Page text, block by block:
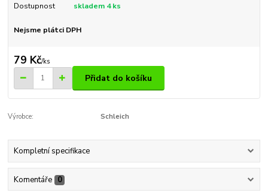
Dostupnost skladem 4 ks
Nejsme plátci DPH
79 Kč/ks
Přidat do košíku
Výrobce: Schleich
Kompletní specifikace
Komentáře 0